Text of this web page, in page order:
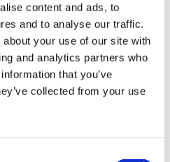
content and ads, to
and to analyse our traffic.
your use of our site with
and analytics partners who
that you’ve
collected from your use
er behovet for en
også vokset. Med
kørende samtidigt –
Facebook, affiliates,
i Adversus.